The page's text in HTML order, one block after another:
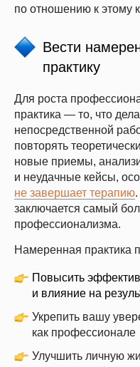
по отношению к этому
Вести
практику
Для роста
практика — то, что
непосредственной
повторять
новые приемы,
и неудачные кейсы,
не завершает терапию
заключается самый
профессионализма.
Намеренная практика
Повысить
и влияние на
Укрепить вашу
как профессионале
Улучшить личную